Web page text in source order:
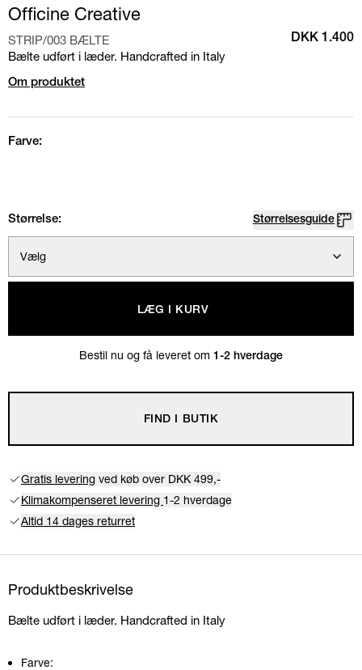
Officine Creative
STRIP/003 BÆLTE DKK 1.400
Bælte udført i læder. Handcrafted in Italy
Om produktet
Farve:
Størrelse: Størrelsesguide
Vælg
LÆG I KURV
Bestil nu og få leveret om 1-2 hverdage
FIND I BUTIK
Gratis levering ved køb over DKK 499,-
Klimakompenseret levering 1-2 hverdage
Altid 14 dages returret
Produktbeskrivelse
Bælte udført i læder. Handcrafted in Italy
Farve: